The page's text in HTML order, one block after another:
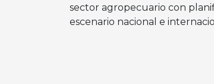
sector agropecuario con
escenario nacional e